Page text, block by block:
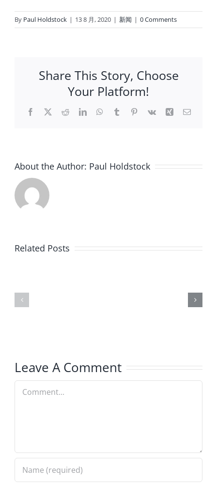
By Paul Holdstock | 13 8 月, 2020 | 新闻 | 0 Comments
Share This Story, Choose
Your Platform!
Facebook
X RedditLinkedInWhatsApp
TumblrPinterest
Vk Xing Email
About the Author: Paul Holdstock
Related Posts
限
及
新
德
部
Leave A Comment
Comment